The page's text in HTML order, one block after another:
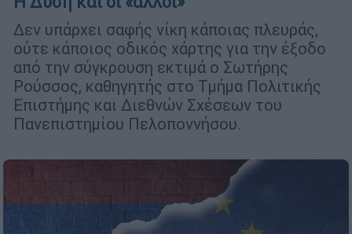
Δεν υπάρχει σαφής νίκη κάποιας πλευράς,
ούτε κάποιος οδικός χάρτης για την έξοδο
από την σύγκρουση εκτιμά ο Σωτήρης
Ρούσσος, καθηγητής στο Τμήμα Πολιτικής
Επιστήμης και Διεθνών Σχέσεων του
Πανεπιστημίου Πελοποννήσου.